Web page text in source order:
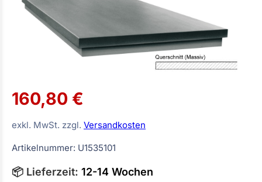
160,80 €
exkl. MwSt. zzgl. Versandkosten
Artikelnummer: U1535101
📦 Lieferzeit: 12-14 Wochen